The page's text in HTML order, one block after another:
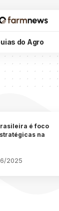
do Agro
é foco
na
2025